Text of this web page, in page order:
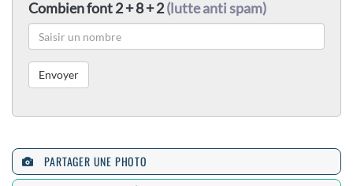
Combien font 2 + 8 + 2(lutte anti spam)
PARTAGER UNE PHOTO